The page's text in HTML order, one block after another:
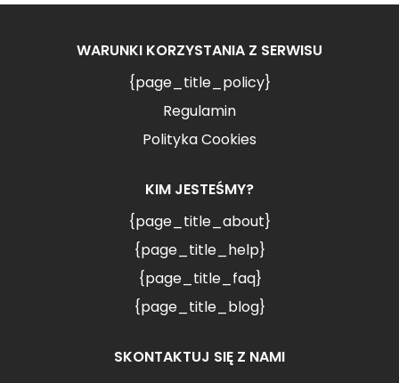
WARUNKI KORZYSTANIA Z SERWISU
{page_title_policy}
Regulamin
Polityka Cookies
KIM JESTEŚMY?
{page_title_about}
{page_title_help}
{page_title_faq}
{page_title_blog}
SKONTAKTUJ SIĘ Z NAMI